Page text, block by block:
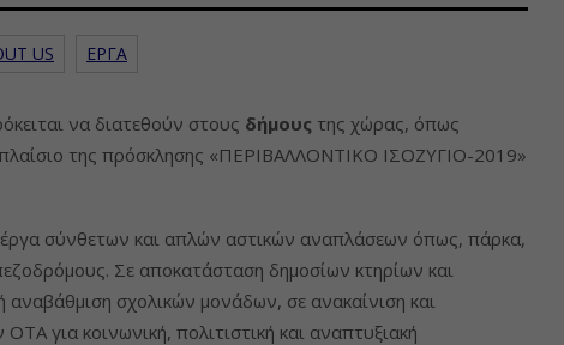
US ΕΡΓΑ
να διατεθούν στους δήμους της χώρας, όπως
της πρόσκλησης «ΠΕΡΙΒΑΛΛΟΝΤΙΚΟ ΙΣΟΖΥΓΙΟ-2019»
σύνθετων και απλών αστικών αναπλάσεων όπως, πάρκα,
Σε αποκατάσταση δημοσίων κτηρίων και
αναβάθμιση σχολικών μονάδων, σε ανακαίνιση και
για κοινωνική, πολιτιστική και αναπτυξιακή